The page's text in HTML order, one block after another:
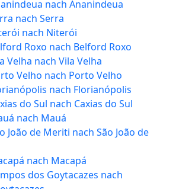
nach Ananindeua
nach Serra
nach Niterói
Roxo nach Belford Roxo
Velha nach Vila Velha
Velho nach Porto Velho
nach Florianópolis
do Sul nach Caxias do Sul
nach Mauá
João de Meriti nach São João de
nach Macapá
dos Goytacazes nach